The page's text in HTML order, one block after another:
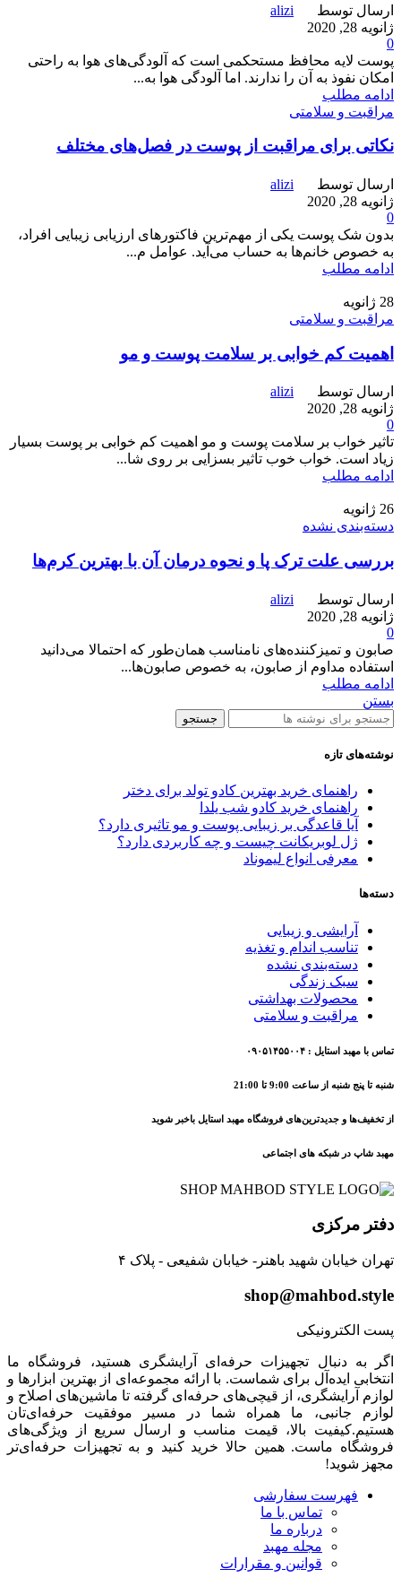
ارسال توسط
alizi
ژانویه 28, 2020
0
پوست لایه محافظ مستحکمی است که آلودگی‌های هوا به راحتی
امکان نفوذ به آن را ندارند. اما آلودگی هوا به...
ادامه مطلب
مراقبت و سلامتی
نکاتی برای مراقبت از پوست در فصل‌های مختلف
ارسال توسط
alizi
ژانویه 28, 2020
0
بدون شک پوست یکی از مهم‌ترین فاکتورهای ارزیابی زیبایی افراد،
به خصوص خانم‌ها به حساب می‌آید. عوامل م...
ادامه مطلب
28 ژانویه
مراقبت و سلامتی
اهمیت کم خوابی بر سلامت پوست و مو
ارسال توسط
alizi
ژانویه 28, 2020
0
تاثیر خواب بر سلامت پوست و مو اهمیت کم خوابی بر پوست بسیار
زیاد است. خواب خوب تاثیر بسزایی بر روی شا...
ادامه مطلب
26 ژانویه
دسته‌بندی نشده
بررسی علت ترک پا و نحوه درمان آن با بهترین کرم‌ها
ارسال توسط
alizi
ژانویه 28, 2020
0
صابون و تمیزکننده‌های نامناسب همان‌طور که احتمالا می‌دانید
استفاده مداوم از صابون، به خصوص صابون‌ها...
ادامه مطلب
بستن
جستجو
نوشته‌های تازه
راهنمای خرید بهترین کادو تولد برای دختر
راهنمای خرید کادو شب یلدا
آیا قاعدگی بر زیبایی پوست و مو تاثیری دارد؟
ژل لوبریکانت چیست و چه کاربردی دارد؟
معرفی انواع لیموناد
دسته‌ها
آرایشی و زیبایی
تناسب اندام و تغذیه
دسته‌بندی نشده
سبک زندگی
محصولات بهداشتی
مراقبت و سلامتی
تماس با مهبد استایل : ۰۹۰۵۱۴۵۵۰۰۴
شنبه تا پنج شنبه از ساعت 9:00 تا 21:00
از تخفیف‌ها و جدیدترین‌های فروشگاه مهبد استایل باخبر شوید
مهبد شاپ در شبکه های اجتماعی
دفتر مرکزی
تهران خیابان شهید باهنر- خیابان شفیعی - پلاک ۴
shop@mahbod.style
پست الکترونیکی
اگر به دنبال تجهیزات حرفه‌ای آرایشگری هستید، فروشگاه ما
انتخابی ایده‌آل برای شماست. با ارائه مجموعه‌ای از بهترین ابزارها و
لوازم آرایشگری، از قیچی‌های حرفه‌ای گرفته تا ماشین‌های اصلاح و
لوازم جانبی، ما همراه شما در مسیر موفقیت حرفه‌ای‌تان
هستیم.کیفیت بالا، قیمت مناسب و ارسال سریع از ویژگی‌های
فروشگاه ماست. همین حالا خرید کنید و به تجهیزات حرفه‌ای‌تر
مجهز شوید!
فهرست سفارشی
تماس با ما
درباره ما
مجله مهبد
قوانین و مقرارات